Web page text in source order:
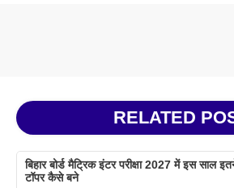
RELATED
बिहार बोर्ड मैट्रिक इंटर परीक्षा 2027 में इस साल
टॉपर कैसे बने